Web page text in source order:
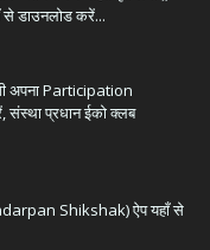
से डाउनलोड करें...
अपना Participation
प्रधान ईको क्लब
Shikshak) ऐप यहाँ से